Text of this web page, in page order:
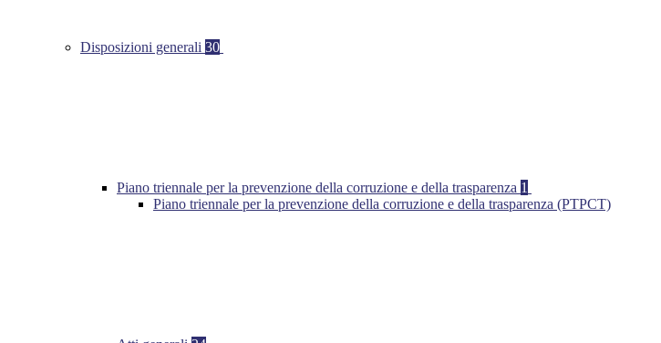
Disposizioni generali 30
Piano triennale per la prevenzione della corruzione e della trasparenza 1
Piano triennale per la prevenzione della corruzione e della trasparenza (PTPCT)